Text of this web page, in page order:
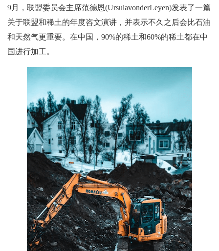
9月，联盟委员会主席范德恩(UrsulavonderLeyen)发表了一篇
关于联盟和稀土的年度咨文演讲，并表示不久之后会比石油
和天然气更重要。在中国，90%的稀土和60%的稀土都在中
国进行加工。